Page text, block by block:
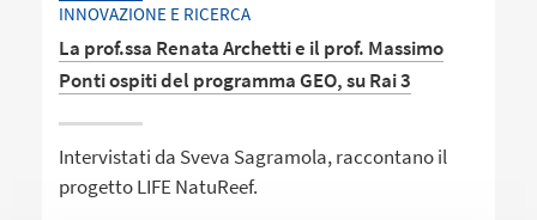
INNOVAZIONE E RICERCA
La prof.ssa Renata Archetti e il prof. Massimo
Ponti ospiti del programma GEO, su Rai 3
Intervistati da Sveva Sagramola, raccontano il
progetto LIFE NatuReef.